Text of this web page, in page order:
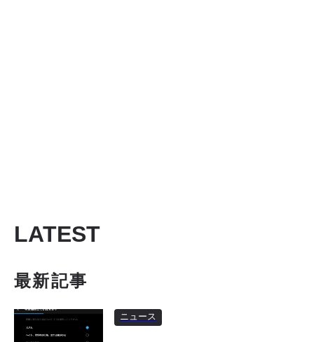
LATEST
最新記事
ニュース